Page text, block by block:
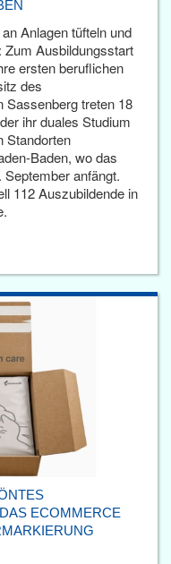
Anlagen tüfteln und
Zum Ausbildungsstart
ersten beruflichen
des
Sassenberg treten 18
ihr duales Studium
Standorten
Baden, wo das
anfängt.
112 Auszubildende in
ECOMMERCE